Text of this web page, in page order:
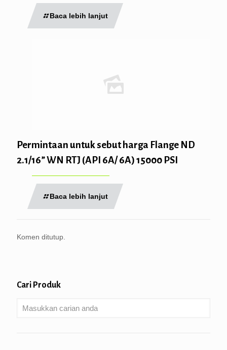
Baca lebih lanjut
Permintaan untuk sebut harga Flange ND
2.1/16” WN RTJ (API 6A/ 6A) 15000 PSI
Baca lebih lanjut
Komen ditutup.
Cari Produk